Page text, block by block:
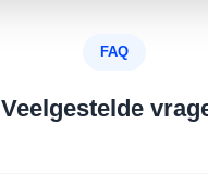
FAQ
Veelgestelde